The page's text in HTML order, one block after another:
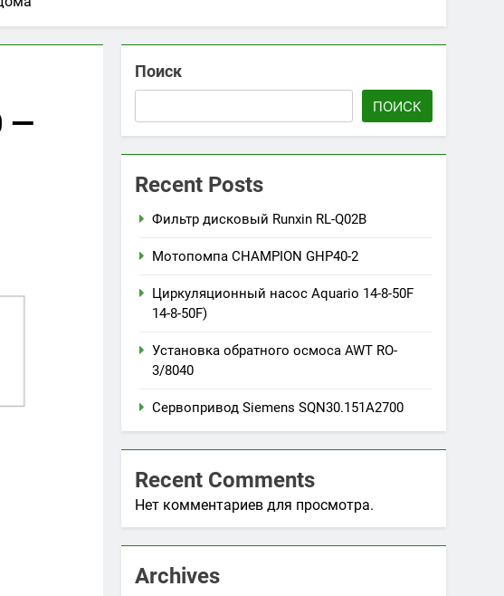
—
Поиск
ПОИСК
Recent Posts
Фильтр дисковый Runxin RL-Q02B
Мотопомпа CHAMPION GHP40-2
Циркуляционный насос Aquario 14-8-50F
14-8-50F)
Установка обратного осмоса AWT RO-
3/8040
Сервопривод Siemens SQN30.151A2700
Recent Comments
Нет комментариев для просмотра.
Archives